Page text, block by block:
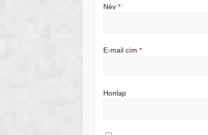
Név*
E-mail cím*
Honlap